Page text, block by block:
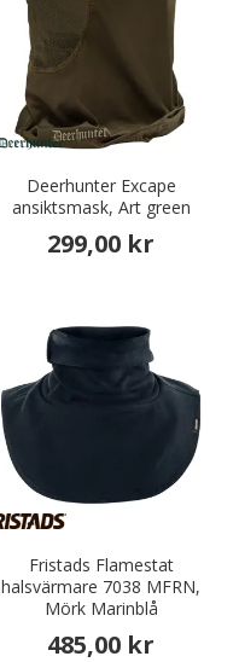
Deerhunter Excape
ansiktsmask, Art green
299,00 kr
Fristads Flamestat
halsvärmare 7038 MFRN,
Mörk Marinblå
485,00 kr